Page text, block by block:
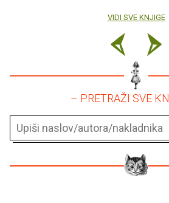
VIDI SVE KNJIGE
– PRETRAŽI SVE